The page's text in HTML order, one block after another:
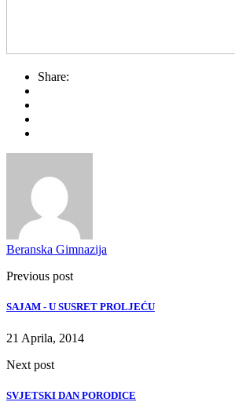
Share:
Beranska Gimnazija
Previous post
SAJAM - U SUSRET PROLJEĆU
21 Aprila, 2014
Next post
SVJETSKI DAN PORODICE